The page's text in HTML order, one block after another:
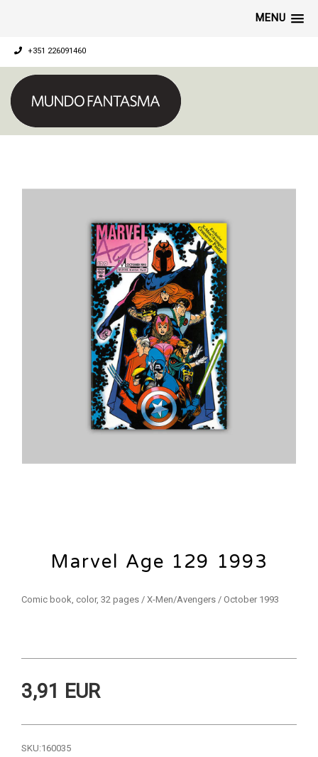
MENU
+351 226091460
Marvel Age 129 1993
Comic book, color, 32 pages / X-Men/Avengers / October 1993
3,91 EUR
SKU:160035